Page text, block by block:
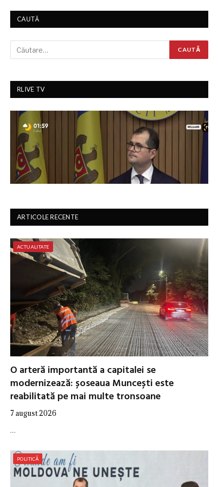
CAUTĂ
RLIVE TV
ARTICOLE RECENTE
ACTUALITATE
O arteră importantă a capitalei se
modernizează: șoseaua Muncești este
reabilitată pe mai multe tronsoane
7 august 2026
…
POLITICĂ